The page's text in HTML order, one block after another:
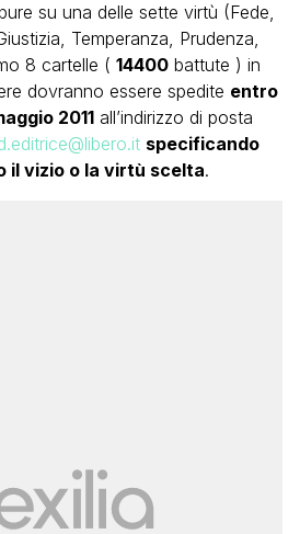
su una delle sette virtù (Fede,
Temperanza, Prudenza,
8 cartelle ( 14400battute ) in
dovranno essere spedite entro
2011 all’indirizzo di posta
specificando
il vizio o la virtù scelta.